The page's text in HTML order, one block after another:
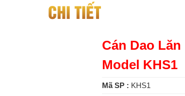
CHI TIẾT
Cán Dao
Model KHS1
Mã SP : KHS1